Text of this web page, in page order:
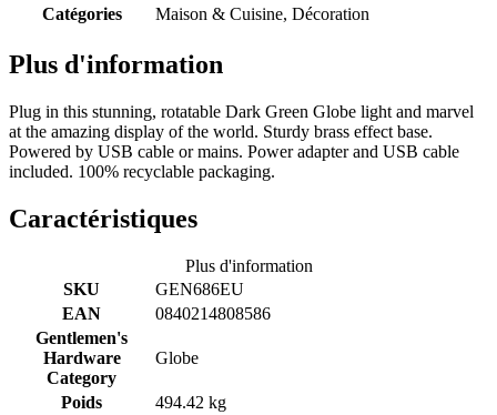
Catégories
Maison & Cuisine, Décoration
Plus d'information
Plug in this stunning, rotatable Dark Green Globe light and marvel
at the amazing display of the world. Sturdy brass effect base.
Powered by USB cable or mains. Power adapter and USB cable
included. 100% recyclable packaging.
Caractéristiques
Plus d'information
SKU
GEN686EU
EAN
0840214808586
Gentlemen's
Hardware
Category
Globe
Poids 494.42 kg